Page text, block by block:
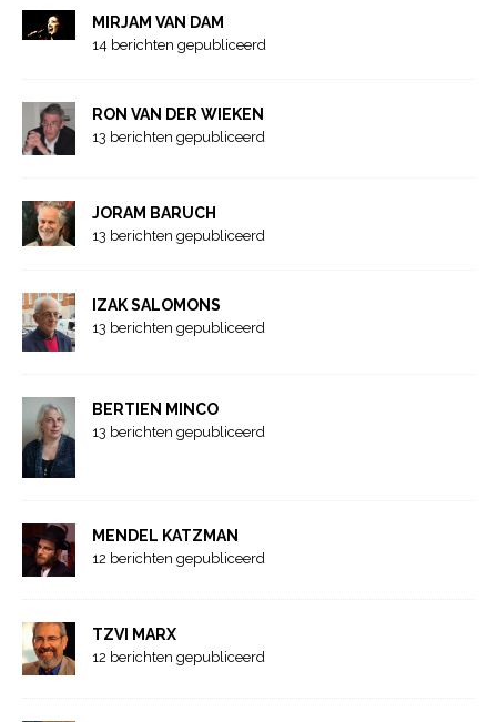
MIRJAM VAN DAM
14 berichten gepubliceerd
RON VAN DER WIEKEN
13 berichten gepubliceerd
JORAM BARUCH
13 berichten gepubliceerd
IZAK SALOMONS
13 berichten gepubliceerd
BERTIEN MINCO
13 berichten gepubliceerd
MENDEL KATZMAN
12 berichten gepubliceerd
TZVI MARX
12 berichten gepubliceerd